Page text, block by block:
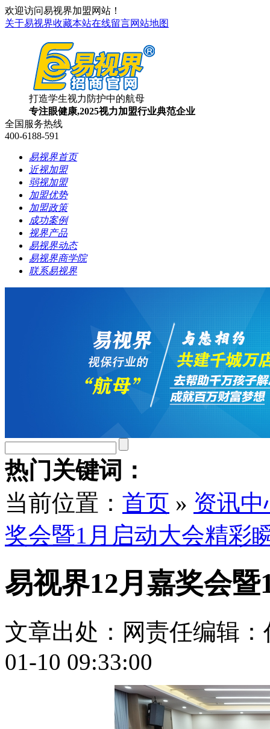
欢迎访问易视界加盟网站！
关于易视界收藏本站在线留言网站地图
打造学生视力防护中的航母
专注眼健康,2025视力加盟行业典范企业
全国服务热线
400-6188-591
易视界首页
近视加盟
弱视加盟
加盟优势
加盟政策
成功案例
视界产品
易视界动态
易视界商学院
联系易视界
热门关键词：
当前位置： 首页 » 资讯中
奖会暨1月启动大会精彩
易视界12月嘉奖会
文章出处： 网责任编辑：
01-10 09:33:00